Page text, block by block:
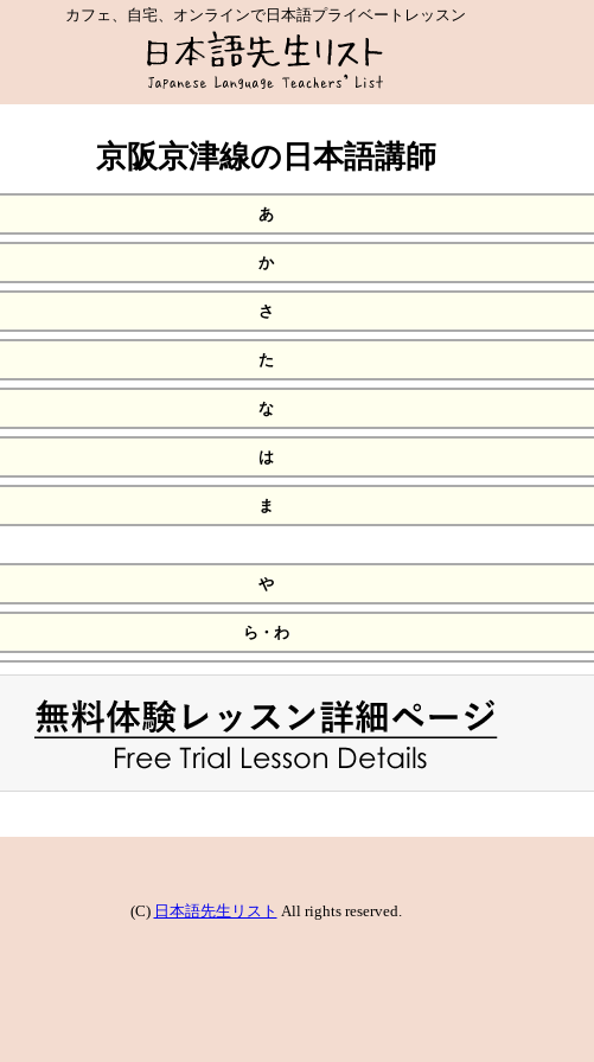
カフェ、自宅、オンラインで日本語プライベートレッスン
京阪京津線の日本語講師
あ
か
さ
た
な
は
ま
や
ら・わ
(C) 日本語先生リスト All rights reserved.